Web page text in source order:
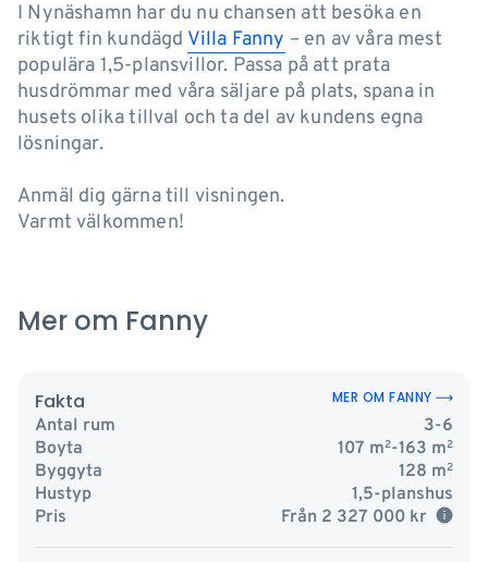
I Nynäshamn har du nu chansen att besöka en
riktigt fin kundägd Villa Fanny – en av våra mest
populära 1,5-plansvillor. Passa på att prata
husdrömmar med våra säljare på plats, spana in
husets olika tillval och ta del av kundens egna
lösningar.
Anmäl dig gärna till visningen.
Varmt välkommen!
Mer om Fanny
Fakta MER OM FANNY
Antal rum
3-6
Boyta
107 m2-163 m2
Byggyta 128 m2
Hustyp
1,5-planshus
Pris
Från 2 327 000 kr